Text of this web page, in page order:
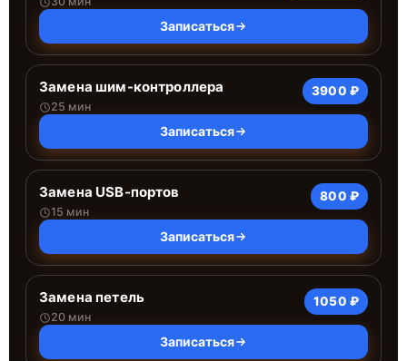
Записаться
Замена шим-контроллера
25 мин
3900 ₽
Записаться
Замена USB-портов
15 мин
800 ₽
Записаться
Замена петель
20 мин
1050 ₽
Записаться